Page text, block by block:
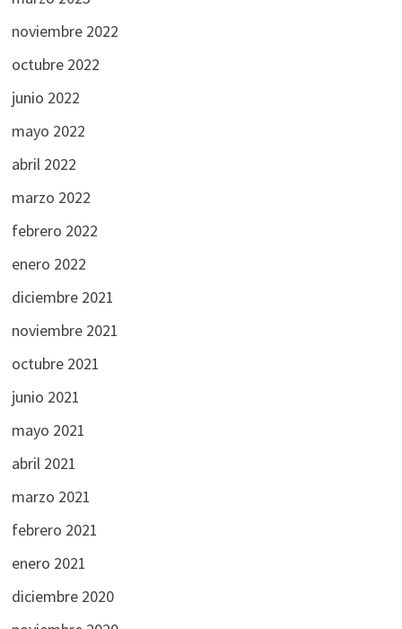
noviembre 2022
octubre 2022
junio 2022
mayo 2022
abril 2022
marzo 2022
febrero 2022
enero 2022
diciembre 2021
noviembre 2021
octubre 2021
junio 2021
mayo 2021
abril 2021
marzo 2021
febrero 2021
enero 2021
diciembre 2020